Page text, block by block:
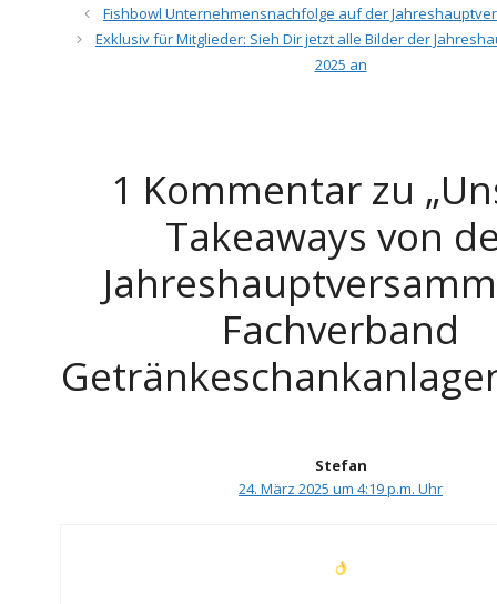
Fishbowl Unternehmensnachfolge auf der
Exklusiv für Mitglieder: Sieh Dir jetzt alle Bilder der
2025 an
1 Kommentar zu
Takeaways von
Fachverband
Stefan
24. März 2025 um 4:19 p.m. Uhr